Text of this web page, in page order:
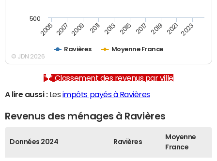
Ravières Moyenne France
2005 2007 2009 2011 2013 2015 2017 2019 2021 2023
500
© JDN 2026
Classement des revenus par ville
A lire aussi :Les impôts payés à Ravières
Revenus des ménages à Ravières
Données 2024 Ravières
Moyenne
France